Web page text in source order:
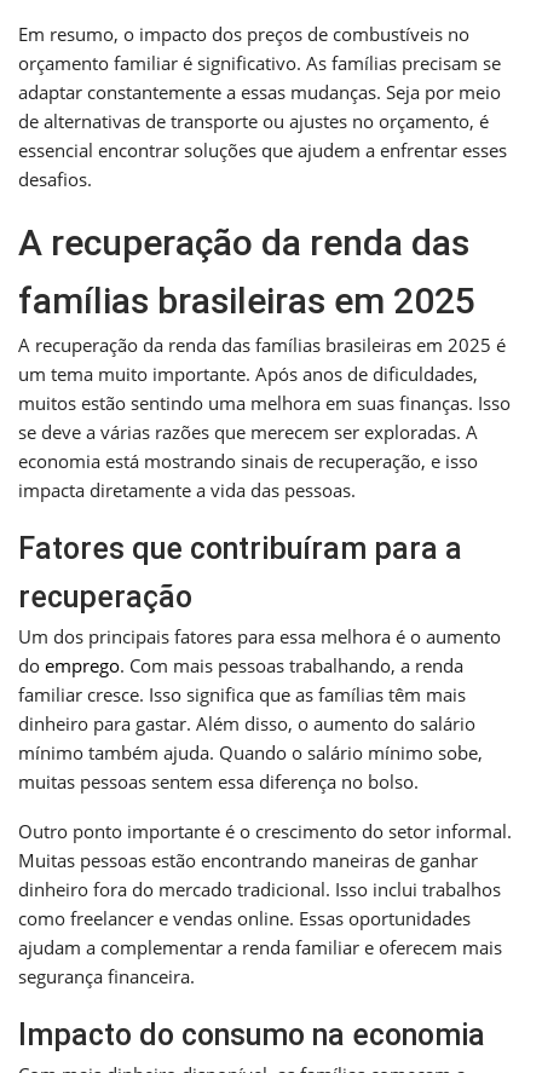
Em resumo, o impacto dos preços de combustíveis no
orçamento familiar é significativo. As famílias precisam se
adaptar constantemente a essas mudanças. Seja por meio
de alternativas de transporte ou ajustes no orçamento, é
essencial encontrar soluções que ajudem a enfrentar esses
desafios.
A recuperação da renda das
famílias brasileiras em 2025
A recuperação da renda das famílias brasileiras em 2025 é
um tema muito importante. Após anos de dificuldades,
muitos estão sentindo uma melhora em suas finanças. Isso
se deve a várias razões que merecem ser exploradas. A
economia está mostrando sinais de recuperação, e isso
impacta diretamente a vida das pessoas.
Fatores que contribuíram para a
recuperação
Um dos principais fatores para essa melhora é o aumento
do emprego. Com mais pessoas trabalhando, a renda
familiar cresce. Isso significa que as famílias têm mais
dinheiro para gastar. Além disso, o aumento do salário
mínimo também ajuda. Quando o salário mínimo sobe,
muitas pessoas sentem essa diferença no bolso.
Outro ponto importante é o crescimento do setor informal.
Muitas pessoas estão encontrando maneiras de ganhar
dinheiro fora do mercado tradicional. Isso inclui trabalhos
como freelancer e vendas online. Essas oportunidades
ajudam a complementar a renda familiar e oferecem mais
segurança financeira.
Impacto do consumo na economia